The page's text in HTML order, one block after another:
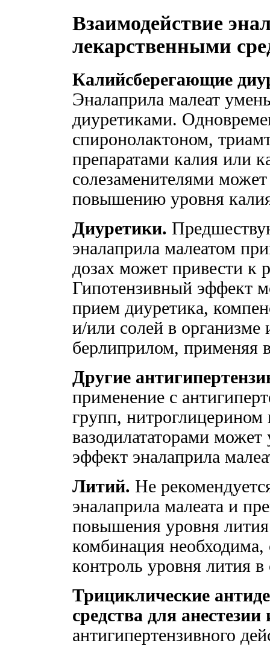
Взаимодействие
лекарственными
Калийсберегающие
Эналаприла малеат
диуретиками.
спиронолактоном,
препаратами калия или
солезаменителями
повышению уровня
Диуретики.
эналаприла малеатом
дозах может привести к
Гипотензивный эффект
прием диуретика,
и/или солей в организме
берлиприлом, применяя
Другие
применение с
групп,
вазодилататорами
эффект эналаприла
Литий. Не
эналаприла малеата и
повышения уровня
комбинация необходима,
контроль уровня лития
Трициклические
средства для анестезии
антигипертензивного